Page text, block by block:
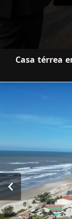
Casa térrea